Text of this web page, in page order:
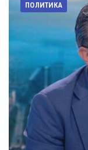
ПОЛИТИКА